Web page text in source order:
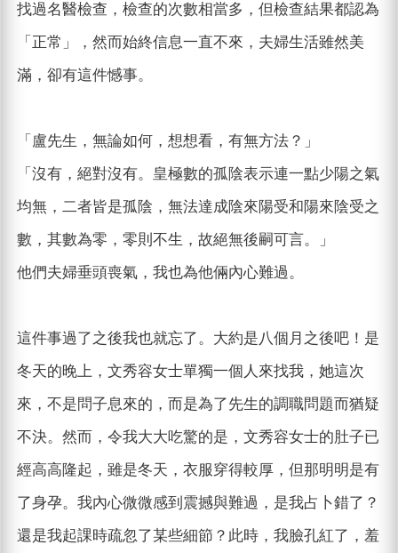
找過名醫檢查，檢查的次數相當多，但檢查結果都認為
「正常」，然而始終信息一直不來，夫婦生活雖然美
滿，卻有這件憾事。
「盧先生，無論如何，想想看，有無方法？」
「沒有，絕對沒有。皇極數的孤陰表示連一點少陽之氣
均無，二者皆是孤陰，無法達成陰來陽受和陽來陰受之
數，其數為零，零則不生，故絕無後嗣可言。」
他們夫婦垂頭喪氣，我也為他倆內心難過。
這件事過了之後我也就忘了。大約是八個月之後吧！是
冬天的晚上，文秀容女士單獨一個人來找我，她這次
來，不是問子息來的，而是為了先生的調職問題而猶疑
不決。然而，令我大大吃驚的是，文秀容女士的肚子已
經高高隆起，雖是冬天，衣服穿得較厚，但那明明是有
了身孕。我內心微微感到震撼與難過，是我占卜錯了？
還是我起課時疏忽了某些細節？此時，我臉孔紅了，羞